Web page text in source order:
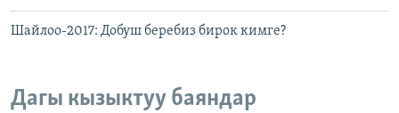
Шайлоо-2017: Добуш беребиз бирок кимге?
Дагы кызыктуу баяндар